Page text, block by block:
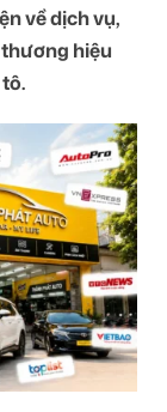
về dịch vụ,
hiệu